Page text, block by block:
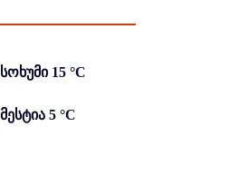
სოხუმი 15 °C
მესტია 5 °C